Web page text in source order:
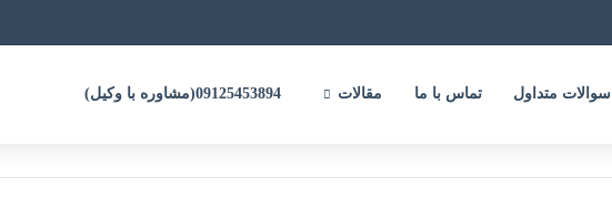
سوالات متداول تماس با ما مقالات